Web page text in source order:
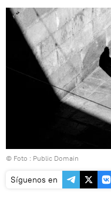
© Foto : Public Domain
Síguenos en